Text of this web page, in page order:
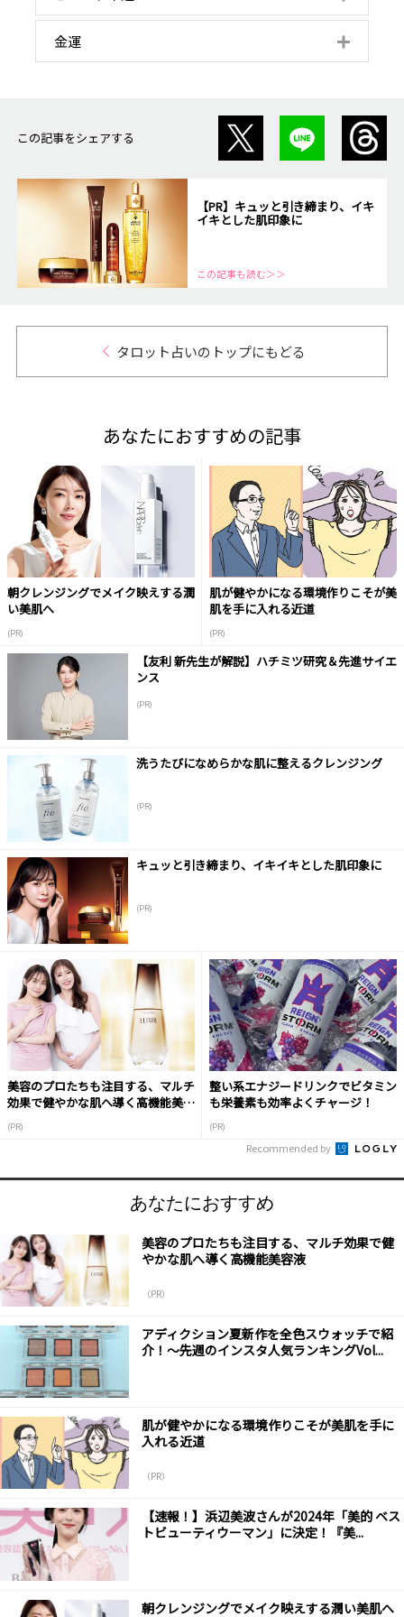
向に進みますか?
Q. 友達に一目置かれる、きれいポイントは?
Q.あの人の気持ちを引きつけるには、どんな印
Q. あの人はどんなタイプの人が好き?
Q 明日のプレゼン、メイクでどこを盛ると自信
Q.久しぶりの同窓会。まわりをハッとさせるに
Q. わたしを魅力的に見せるフレグランスは?
Q.夏休みに運気を高められるスポットは?
Q.ダイエットがうまくいかないのはなぜ?
Q.この秋、運気アップできる旅先は?
Q.結婚式の参列時、一目置かれるポイントは?
Q.自分にぴったりの秋の過ごし方は?
Q.今、キレイになるために断捨離すべきことは?
Q.運気アップのためにした方がいいことは?
Q.印象をがらりと変えるためには、どうしたら
Q.一人旅、自分をアップデートできるのはどん
Q.疲れ切っています…。私を癒してくれるのは?
Q.運気を上げるために捨てるべきものは?
Q.この夏の開運メイクのポイントが知りたい!
金運
この記事をシェアする
【PR】キュッと引き締まり、イキ
イキとした肌印象に
この記事も読む＞＞
タロット占いのトップにもどる
あなたにおすすめの記事
朝クレンジングでメイク映えする潤
い美肌へ
(PR)
肌が健やかになる環境作りこそが美
肌を手に入れる近道
(PR)
【友利 新先生が解説】ハチミツ研究＆先進サイエ
ンス
(PR)
洗うたびになめらかな肌に整えるクレンジング
(PR)
キュッと引き締まり、イキイキとした肌印象に
(PR)
美容のプロたちも注目する、マルチ
効果で健やかな肌へ導く高機能美容
(PR)
整い系エナジードリンクでビタミン
も栄養素も効率よくチャージ！
(PR)
Recommended by
あなたにおすすめ
美容のプロたちも注目する、マルチ効果で健
やかな肌へ導く高機能美容液
（PR）
アディクション夏新作を全色スウォッチで紹
介！～先週のインスタ人気ランキングVol...
肌が健やかになる環境作りこそが美肌を手に
入れる近道
（PR）
【速報！】浜辺美波さんが2024年「美的 ベス
トビューティウーマン」に決定！『美...
朝クレンジングでメイク映えする潤い美肌へ